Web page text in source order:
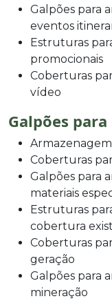
Galpões para
eventos
Estruturas
promocionais
Coberturas
vídeo
Galpões para
Coberturas
Galpões para
materiais
Estruturas
cobertura
Coberturas
geração
Galpões para
mineração